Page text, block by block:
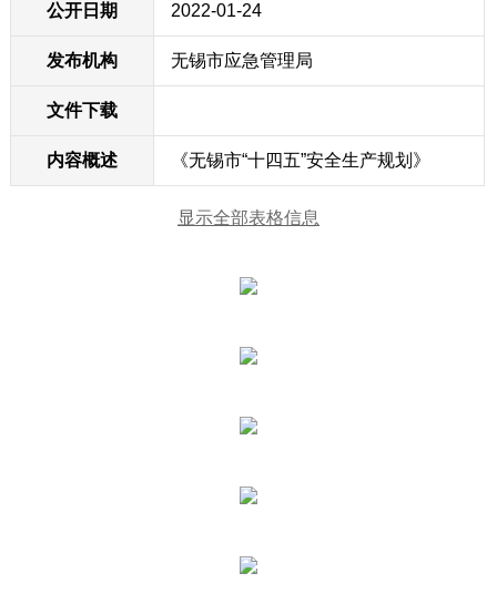
公开日期 2022-01-24
发布机构 无锡市应急管理局
文件下载
内容概述 《无锡市“十四五”安全生产规划》
显示全部表格信息